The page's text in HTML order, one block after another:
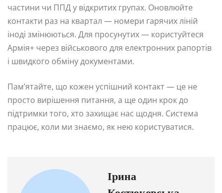
частини чи ППД у відкритих групах. Оновлюйте
контакти раз на квартал — номери гарячих ліній
іноді змінюються. Для просунутих — користуйтеся
Армія+ через військового для електронних рапортів
і швидкого обміну документами.
Пам’ятайте, що кожен успішний контакт — це не
просто вирішення питання, а ще один крок до
підтримки того, хто захищає нас щодня. Система
працює, коли ми знаємо, як нею користуватися.
Ірина